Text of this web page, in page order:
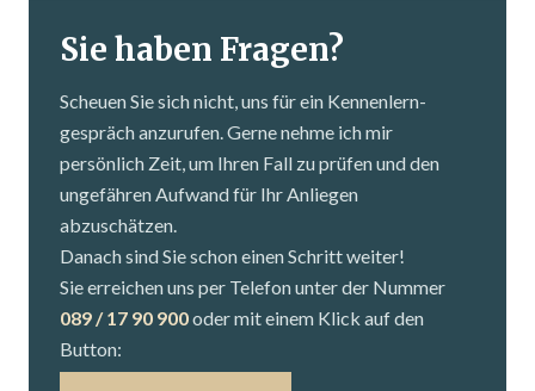
Sie haben Fragen?
Scheuen Sie sich nicht, uns für ein Kennenlern­
gespräch anzurufen. Gerne nehme ich mir
persönlich Zeit, um Ihren Fall zu prüfen und den
ungefähren Aufwand für Ihr Anliegen
abzuschätzen.
Danach sind Sie schon einen Schritt weiter!
Sie erreichen uns per Telefon unter der Nummer
089 / 17 90 900oder mit einem Klick auf den
Button: